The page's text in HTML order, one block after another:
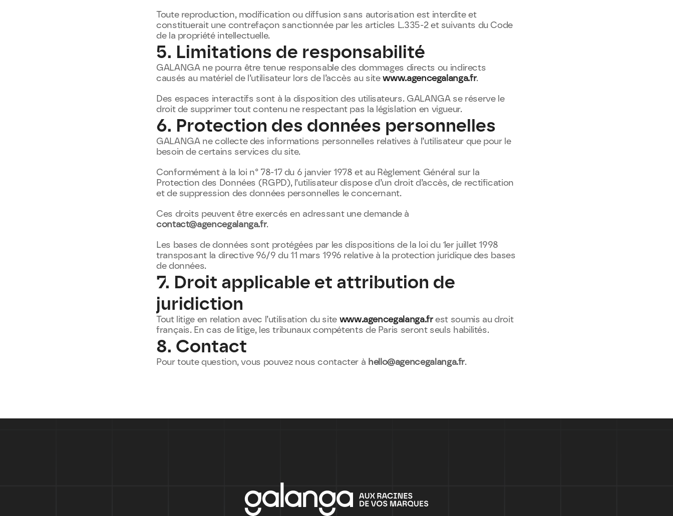
Toute reproduction, modification ou diffusion sans autorisation est interdite et
constituerait une contrefaçon sanctionnée par les articles L.335-2 et suivants du Code
de la propriété intellectuelle.
5. Limitations de responsabilité
GALANGA ne pourra être tenue responsable des dommages directs ou indirects
causés au matériel de l’utilisateur lors de l’accès au site www.agencegalanga.fr.
Des espaces interactifs sont à la disposition des utilisateurs. GALANGA se réserve le
droit de supprimer tout contenu ne respectant pas la législation en vigueur.
6. Protection des données personnelles
GALANGA ne collecte des informations personnelles relatives à l’utilisateur que pour le
besoin de certains services du site.
Conformément à la loi n° 78-17 du 6 janvier 1978 et au Règlement Général sur la
Protection des Données (RGPD), l’utilisateur dispose d’un droit d’accès, de rectification
et de suppression des données personnelles le concernant.
contact@agencegalanga.fr.
Les bases de données sont protégées par les dispositions de la loi du 1er juillet 1998
transposant la directive 96/9 du 11 mars 1996 relative à la protection juridique des bases
de données.
7. Droit applicable et attribution de
juridiction
Tout litige en relation avec l’utilisation du site www.agencegalanga.fr est soumis au droit
français. En cas de litige, les tribunaux compétents de Paris seront seuls habilités.
8. Contact
Pour toute question, vous pouvez nous contacter à hello@agencegalanga.fr.